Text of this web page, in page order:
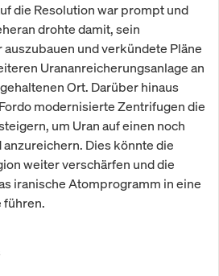
die Resolution war prompt und
drohte damit, sein
und verkündete Pläne
Urananreicherungsanlage an
Ort. Darüber hinaus
modernisierte Zentrifugen die
um Uran auf einen noch
Dies könnte die
weiter verschärfen und die
iranische Atomprogramm in eine
führen.